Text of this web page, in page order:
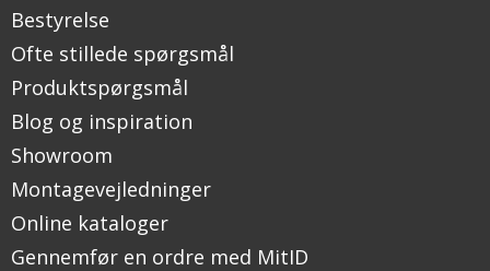
Bestyrelse
Ofte stillede spørgsmål
Produktspørgsmål
Blog og inspiration
Showroom
Montagevejledninger
Online kataloger
Gennemfør en ordre med MitID